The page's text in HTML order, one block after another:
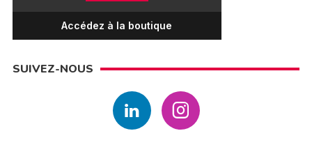
Accédez à la boutique
SUIVEZ-NOUS